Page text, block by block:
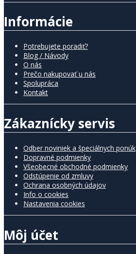
Informácie
Potrebujete poradiť?
Blog / Návody
O nás
Prečo nakupovať u nás
Spolupráca
Kontakt
Zákaznícky servis
Odber noviniek a špeciálnych ponúk
Dopravné podmienky
Všeobecné obchodné podmienky
Odstúpenie od zmluvy
Ochrana osobných údajov
Info o cookies
Nastavenia cookies
Môj účet